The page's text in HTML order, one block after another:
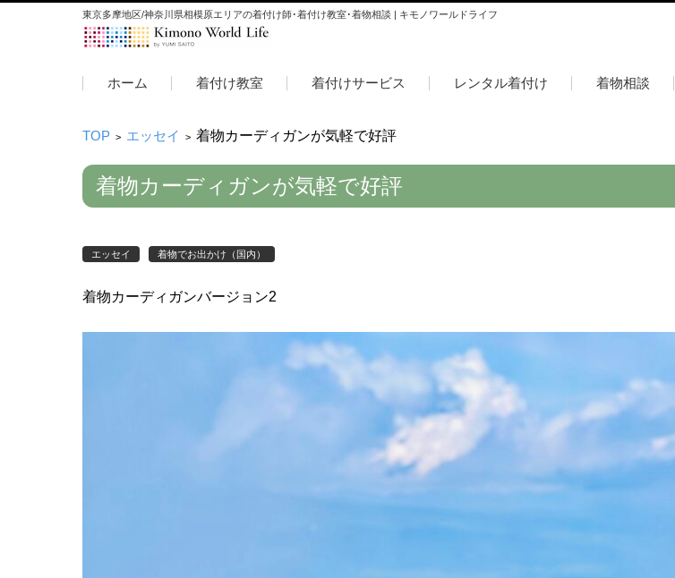
東京多摩地区/神奈川県相模原エリアの着付け師･着付け教室･着物相談 | キモノワールドライフ
ホーム
着付け教室 着付けサービス レンタル着付け 着物相談
TOP > エッセイ > 着物カーディガンが気軽で好評
着物カーディガンが気軽で好評
エッセイ 着物でお出かけ（国内）
着物カーディガンバージョン2